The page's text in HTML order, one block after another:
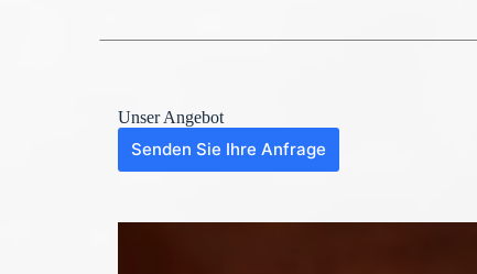
Unser Angebot
Senden Sie Ihre Anfrage